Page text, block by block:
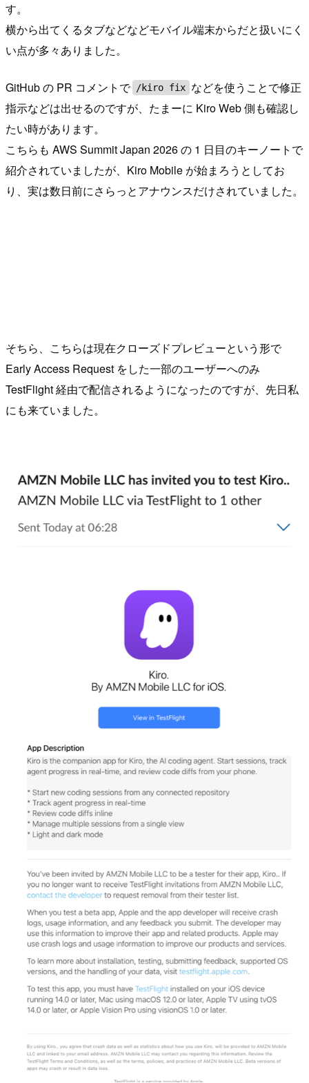
す。
横から出てくるタブなどなどモバイル端末からだと扱いにく
い点が多々ありました。
GitHub の PR コメントで /kiro fix などを使うことで修正
指示などは出せるのですが、たまーに Kiro Web 側も確認し
たい時があります。
こちらも AWS Summit Japan 2026 の 1 日目のキーノートで
紹介されていましたが、Kiro Mobile が始まろうとしてお
り、実は数日前にさらっとアナウンスだけされていました。
そちら、こちらは現在クローズドプレビューという形で
Early Access Request をした一部のユーザーへのみ
TestFlight 経由で配信されるようになったのですが、先日私
にも来ていました。